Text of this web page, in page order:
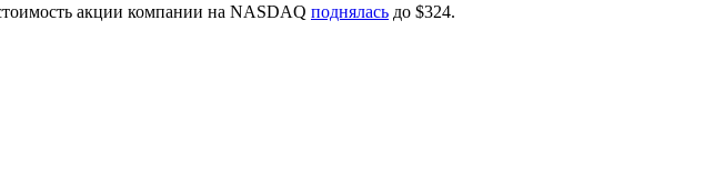
акции компании на NASDAQ поднялась до $324.